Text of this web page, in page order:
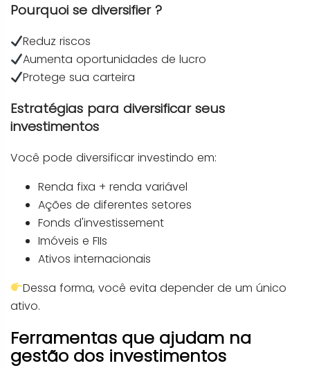
Pourquoi se diversifier ?
Reduz riscos
Aumenta oportunidades de lucro
Protege sua carteira
Estratégias para diversificar seus
investimentos
Você pode diversificar investindo em:
Renda fixa + renda variável
Ações de diferentes setores
Fonds d'investissement
Imóveis e FIIs
Ativos internacionais
Dessa forma, você evita depender de um único
ativo.
Ferramentas que ajudam na
gestão dos investimentos